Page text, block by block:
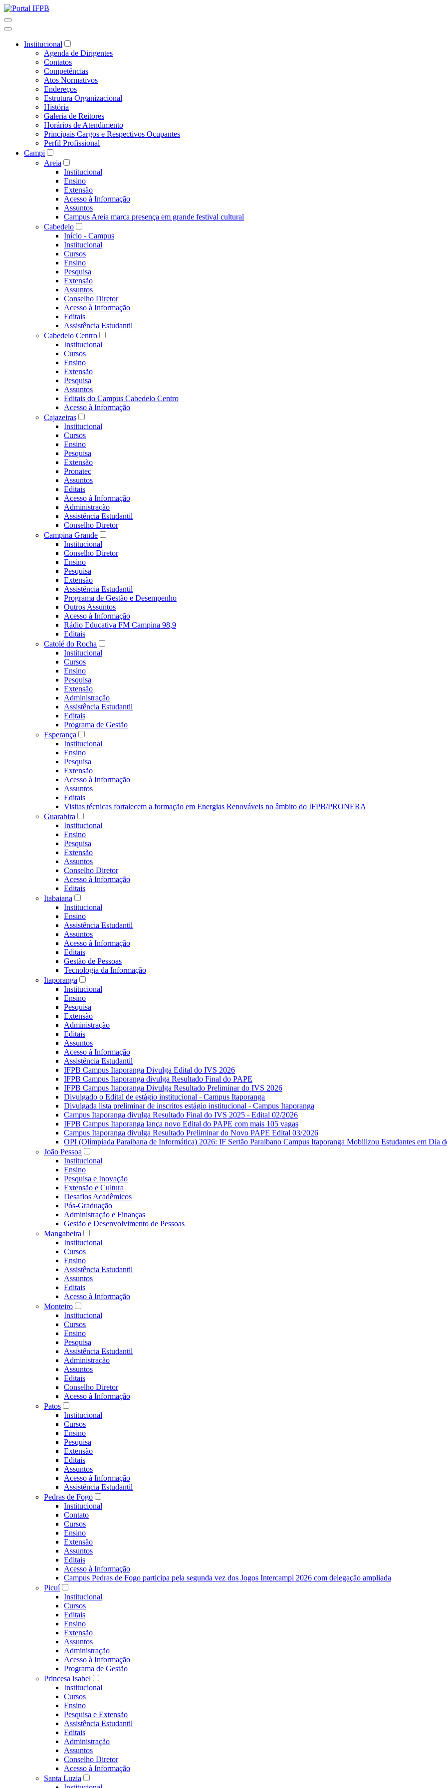
Institucional
Agenda de Dirigentes
Contatos
Competências
Atos Normativos
Endereços
Estrutura Organizacional
História
Galeria de Reitores
Horários de Atendimento
Principais Cargos e Respectivos Ocupantes
Perfil Profissional
Campi
Areia
Institucional
Ensino
Extensão
Acesso à Informação
Assuntos
Campus Areia marca presença em grande festival cultural
Cabedelo
Início - Campus
Institucional
Cursos
Ensino
Pesquisa
Extensão
Assuntos
Conselho Diretor
Acesso à Informação
Editais
Assistência Estudantil
Cabedelo Centro
Institucional
Cursos
Ensino
Extensão
Pesquisa
Assuntos
Editais do Campus Cabedelo Centro
Acesso à Informação
Cajazeiras
Institucional
Cursos
Ensino
Pesquisa
Extensão
Pronatec
Assuntos
Editais
Acesso à Informação
Administração
Assistência Estudantil
Conselho Diretor
Campina Grande
Institucional
Conselho Diretor
Ensino
Pesquisa
Extensão
Assistência Estudantil
Programa de Gestão e Desempenho
Outros Assuntos
Acesso à Informação
Rádio Educativa FM Campina 98,9
Editais
Catolé do Rocha
Institucional
Cursos
Ensino
Pesquisa
Extensão
Administração
Assistência Estudantil
Editais
Programa de Gestão
Esperança
Institucional
Ensino
Pesquisa
Extensão
Acesso à Informação
Assuntos
Editais
Visitas técnicas fortalecem a formação em Energias Renováveis no âmbito do IFPB/PRONERA
Guarabira
Institucional
Ensino
Pesquisa
Extensão
Assuntos
Conselho Diretor
Acesso à Informação
Editais
Itabaiana
Institucional
Ensino
Assistência Estudantil
Assuntos
Acesso à Informação
Editais
Gestão de Pessoas
Tecnologia da Informação
Itaporanga
Institucional
Ensino
Pesquisa
Extensão
Administração
Editais
Assuntos
Acesso à Informação
Assistência Estudantil
IFPB Campus Itaporanga Divulga Edital do IVS 2026
IFPB Campus Itaporanga divulga Resultado Final do PAPE
IFPB Campus Itaporanga Divulga Resultado Preliminar do IVS 2026
Divulgado o Edital de estágio institucional - Campus Itaporanga
Divulgada lista preliminar de inscritos estágio institucional - Campus Itaporanga
Campus Itaporanga divulga Resultado Final do IVS 2025 - Edital 02/2026
IFPB Campus Itaporanga lança novo Edital do PAPE com mais 105 vagas
Campus Itaporanga divulga Resultado Preliminar do Novo PAPE Edital 03/2026
OPI (Olímpiada Paraibana de Informática) 2026: IF Sertão Paraibano Campus Itaporanga Mobilizou Estudantes em Dia
João Pessoa
Institucional
Ensino
Pesquisa e Inovação
Extensão e Cultura
Desafios Acadêmicos
Pós-Graduação
Administração e Finanças
Gestão e Desenvolvimento de Pessoas
Mangabeira
Institucional
Cursos
Ensino
Assistência Estudantil
Assuntos
Editais
Acesso à Informação
Monteiro
Institucional
Cursos
Ensino
Pesquisa
Assistência Estudantil
Administração
Assuntos
Editais
Conselho Diretor
Acesso à Informação
Patos
Institucional
Cursos
Ensino
Pesquisa
Extensão
Editais
Assuntos
Acesso à Informação
Assistência Estudantil
Pedras de Fogo
Institucional
Contato
Cursos
Ensino
Extensão
Assuntos
Editais
Acesso à Informação
Campus Pedras de Fogo participa pela segunda vez dos Jogos Intercampi 2026 com delegação ampliada
Picuí
Institucional
Cursos
Editais
Ensino
Extensão
Assuntos
Administração
Acesso à Informação
Programa de Gestão
Princesa Isabel
Institucional
Cursos
Ensino
Pesquisa e Extensão
Assistência Estudantil
Editais
Administração
Assuntos
Conselho Diretor
Acesso à Informação
Santa Luzia